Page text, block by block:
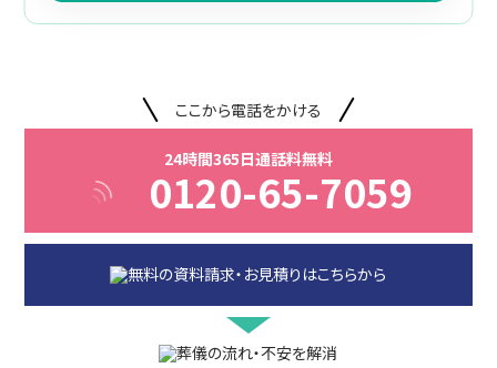
ここから電話をかける
24時間365日通話料無料
0120-65-7059